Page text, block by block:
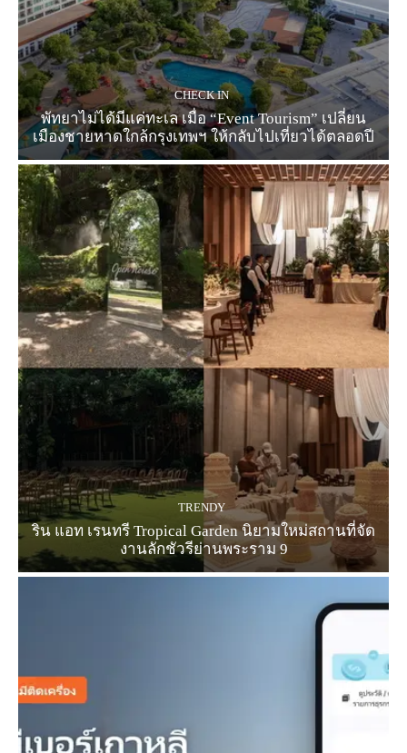
CHECK IN
พัทยาไม่ได้มีแค่ทะเล เมื่อ “Event Tourism” เปลี่ยน
เมืองชายหาดใกล้กรุงเทพฯ ให้กลับไปเที่ยวได้ตลอดปี
TRENDY
ริน แอท เรนทรี Tropical Garden นิยามใหม่สถานที่จัด
งานลักชัวรีย่านพระราม 9